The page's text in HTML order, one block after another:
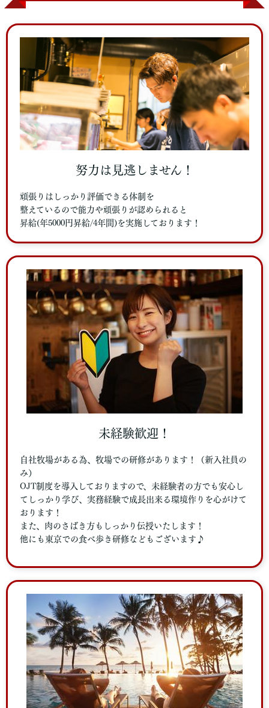
努力は見逃しません！
頑張りはしっかり評価できる体制を
整えているので能力や頑張りが認められると
昇給(年5000円昇給/4年間)を実施しております！
未経験歓迎！
自社牧場がある為、牧場での研修があります！（新入社員の
み）
OJT制度を導入しておりますので、未経験者の方でも安心し
てしっかり学び、実務経験で成長出来る環境作りを心がけて
おります！
また、肉のさばき方もしっかり伝授いたします！
他にも東京での食べ歩き研修などもございます♪